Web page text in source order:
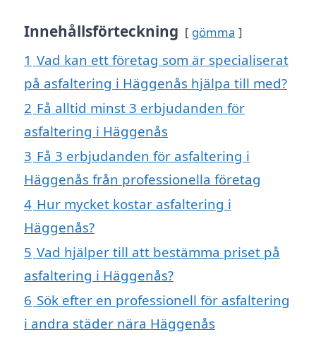
Innehållsförteckning gömma
1 Vad kan ett företag som är specialiserat
på asfaltering i Häggenås hjälpa till med?
2 Få alltid minst 3 erbjudanden för
asfaltering i Häggenås
3 Få 3 erbjudanden för asfaltering i
Häggenås från professionella företag
4 Hur mycket kostar asfaltering i
Häggenås?
5 Vad hjälper till att bestämma priset på
asfaltering i Häggenås?
6 Sök efter en professionell för asfaltering
i andra städer nära Häggenås